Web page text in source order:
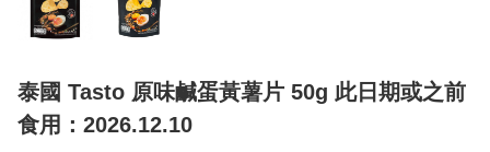
泰國 Tasto 原味鹹蛋黃薯片 50g 此日期或之前
食用：2026.12.10